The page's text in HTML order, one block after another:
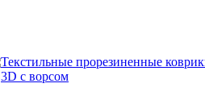
Текстильные прорезиненные
3D с ворсом